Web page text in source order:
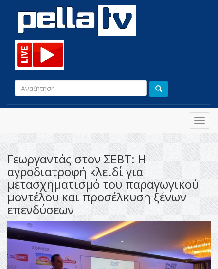
Γεωργαντάς στον ΣΕΒΤ: Η
αγροδιατροφή κλειδί για
μετασχηματισμό του παραγωγικού
μοντέλου και προσέλκυση ξένων
επενδύσεων